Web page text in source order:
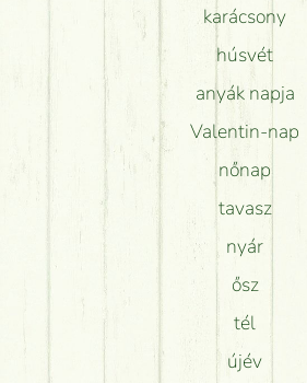
karácsony
húsvét
anyák napja
Valentin-nap
nőnap
tavasz
nyár
ősz
tél
újév